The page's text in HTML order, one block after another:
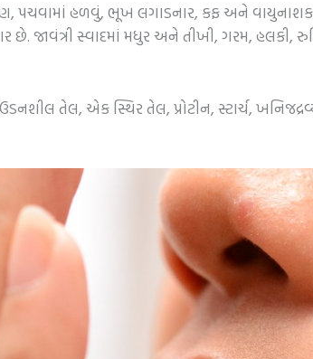
પચવામાં હળવું, ભૂખ લગાડનાર, કફ અને
જાવંત્રી સ્વાદમાં મધુર અને તીખી, ગરમ, હલકી,
તેલ, એક સ્થિર તેલ, પ્રોટીન, સ્ટાર્ચ,